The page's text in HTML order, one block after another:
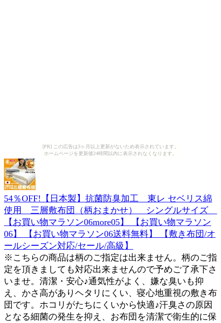
[PR] この広告は3ヶ月以上更新がないため表示されています。
ホームページを更新後24時間以内に表示されなくなります。
54％OFF!【日本製】抗菌防臭加工 東レ セベリス綿
使用 三層敷布団（柄おまかせ） シングルサイズ
【お買い物マラソン06more05】 【お買い物マラソン
06】 【お買い物マラソン06送料無料】 【敷き布団/オ
ールシーズン対応/セール/高級】
※こちらの商品は柄のご指定は出来ません。柄のご指
定を頂きましても対応出来ませんので予めご了承下さ
いませ。清潔・安心♪通気性がよく、嫌な臭いも抑
え、かさ高がありヘタリにくい、寝心地重視の敷き布
団です。ホコリがたちにくいから快適♪汗臭さの原因
となる細菌の発生を抑え、お布団を清潔で衛生的に保